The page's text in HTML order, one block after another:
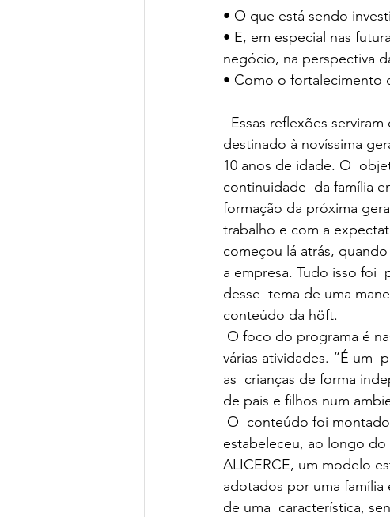
• O que está sendo
• E, em especial nas
negócio, na perspectiva
• Como o fortalecimento
destinado à novíssima
10 anos de idade. O
continuidade  da família
formação da próxima
trabalho e com a
começou lá atrás,
a empresa. Tudo isso foi
desse  tema de uma
conteúdo da höft.
várias atividades. “É um
as  crianças de forma
de pais e filhos num
estabeleceu, ao longo
ALICERCE, um modelo
adotados por uma família
de uma  característica,